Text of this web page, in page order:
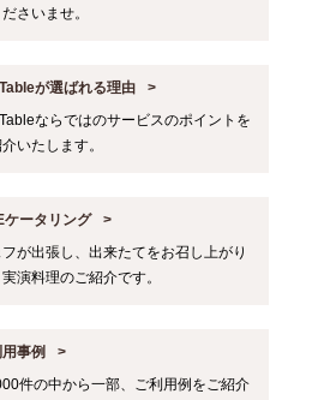
さいませ。
が選ばれる理由
ならではのサービスのポイントを
いたします。
ケータリング
フが出張し、出来たてをお召し上がり
演料理のご紹介です。
事例
件の中から一部、ご利用例をご紹介